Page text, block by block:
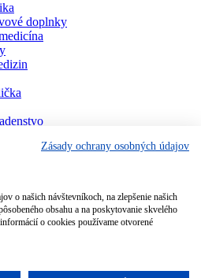
doplnky
numerológia
života
Zásady ochrany osobných údajov
o našich návštevníkoch, na zlepšenie našich
obsahu a na poskytovanie skvelého
o cookies používame otvorené